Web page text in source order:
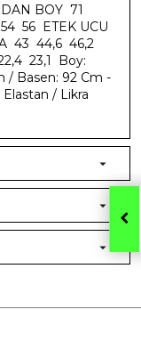
BOY 71
56 ETEK UCU
43 44,6 46,2
23,1 Boy:
/ Basen: 92 Cm -
/ Likra